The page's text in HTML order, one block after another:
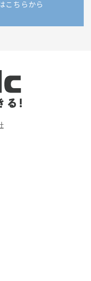
こちらから